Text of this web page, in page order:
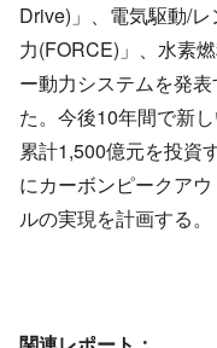
Drive) 」、電気駆動/
力(FORCE)」、水素
ー動力システムを発
た。今後10年間で新
累計1,500億元を投資
にカーボンピークアウ
ルの実現を計画する。